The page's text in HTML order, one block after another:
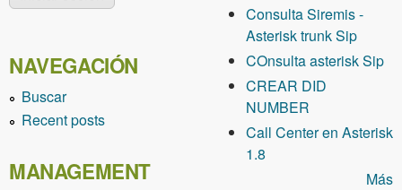
NAVEGACIÓN
Buscar
Recent posts
MANAGEMENT
Consulta Siremis -
Asterisk trunk Sip
COnsulta asterisk Sip
CREAR DID
NUMBER
Call Center en Asterisk
1.8
Más